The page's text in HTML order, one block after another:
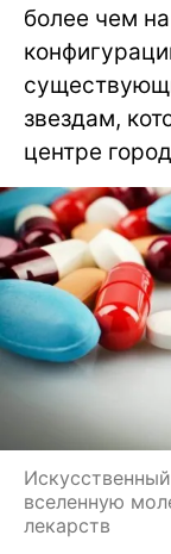
более чем
звездам,
центре
вселенную
лекарств